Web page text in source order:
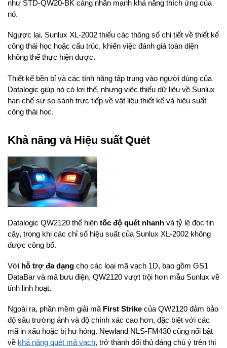
như STD-QW20-BK càng nhấn mạnh khả năng thích ứng của
nó.
Ngược lại, Sunlux XL-2002 thiếu các thông số chi tiết về thiết kế
công thái học hoặc cấu trúc, khiến việc đánh giá toàn diện
không thể thực hiện được.
Thiết kế bền bỉ và các tính năng tập trung vào người dùng của
Datalogic giúp nó có lợi thế, nhưng việc thiếu dữ liệu về Sunlux
hạn chế sự so sánh trực tiếp về vật liệu thiết kế và hiệu suất
công thái học.
Khả năng và Hiệu suất Quét
Datalogic QW2120 thể hiện tốc độ quét nhanh và tỷ lệ đọc tin
cậy, trong khi các chỉ số hiệu suất của Sunlux XL-2002 không
được công bố.
Với hỗ trợ đa dạng cho các loại mã vạch 1D, bao gồm GS1
DataBar và mã bưu điện, QW2120 vượt trội hơn mẫu Sunlux về
tính linh hoạt.
Ngoài ra, phần mềm giải mã First Strike của QW2120 đảm bảo
độ sâu trường ảnh và độ chính xác cao hơn, đặc biệt với các
mã in xấu hoặc bị hư hỏng. Newland NLS-FM430 cũng nổi bật
về khả năng quét mã vạch, trở thành đối thủ đáng chú ý trên thị